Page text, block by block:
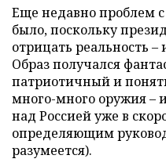
Еще недавно проблем
было, поскольку
отрицать реальность –
Образ получался
патриотичный и
много-много оружия –
над Россией уже в
определяющим
разумеется).